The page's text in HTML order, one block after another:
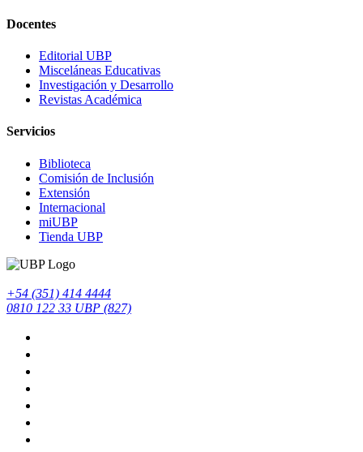
Docentes
Editorial UBP
Misceláneas Educativas
Investigación y Desarrollo
Revistas Académica
Servicios
Biblioteca
Comisión de Inclusión
Extensión
Internacional
miUBP
Tienda UBP
+54 (351) 414 4444
0810 122 33 UBP (827)